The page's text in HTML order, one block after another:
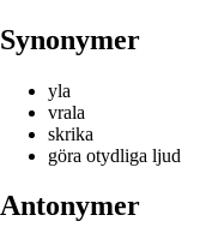
Synonymer
yla
vrala
skrika
göra otydliga ljud
Antonymer